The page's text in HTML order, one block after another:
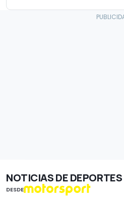
NOTICIAS DE
DESDE